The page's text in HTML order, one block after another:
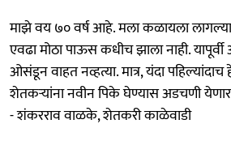
माझे वय ७० वर्ष आहे. मला कळायला
एवढा मोठा पाऊस कधीच झाला नाही. यापूर्वी
ओसंडून वाहत नव्हत्या. मात्र, यंदा
शेतकऱ्यांना नवीन पिके घेण्यास अडचणी येणार
- शंकरराव वाळके, शेतकरी काळेवाडी